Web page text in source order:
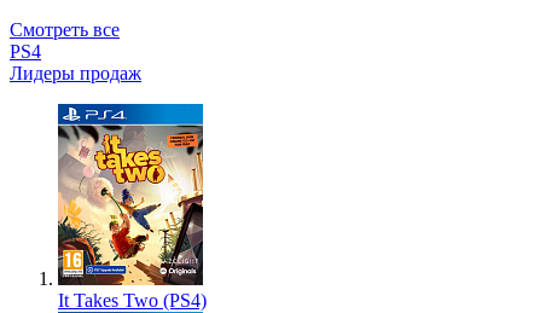
Смотреть все
PS4
Лидеры продаж
It Takes Two (PS4)